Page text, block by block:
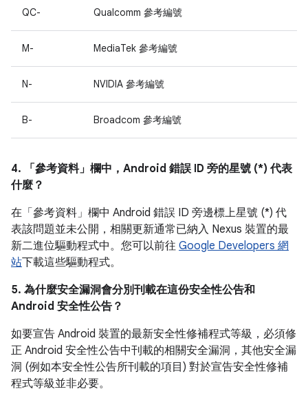
QC- Qualcomm 參考編號
M- MediaTek 參考編號
N- NVIDIA 參考編號
B- Broadcom 參考編號
4. 「參考資料」 欄中，Android 錯誤 ID 旁的星號 (*) 代表
什麼？
在「參考資料」 欄中 Android 錯誤 ID 旁邊標上星號 (*) 代
表該問題並未公開，相關更新通常已納入 Nexus 裝置的最
新二進位驅動程式中。您可以前往 Google Developers 網
站下載這些驅動程式。
5. 為什麼安全漏洞會分別刊載在這份安全性公告和
Android 安全性公告？
如要宣告 Android 裝置的最新安全性修補程式等級，必須修
正 Android 安全性公告中刊載的相關安全漏洞，其他安全漏
洞 (例如本安全性公告所刊載的項目) 對於宣告安全性修補
程式等級並非必要。